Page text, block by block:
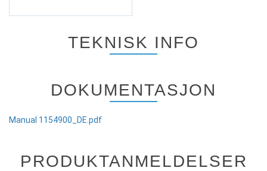
TEKNISK INFO
DOKUMENTASJON
Manual 1154900_DE.pdf
PRODUKTANMELDELSER